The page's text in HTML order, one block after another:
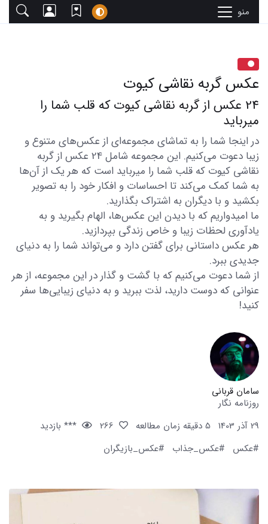
منو
عکس گربه نقاشی کیوت
24 عکس از گربه نقاشی کیوت که قلب شما را
میرباید
در اینجا شما را به تماشای مجموعه‌ای از عکس‌های متنوع و
زیبا دعوت می‌کنیم. این مجموعه شامل 24 عکس از گربه
نقاشی کیوت که قلب شما را میرباید است که هر یک از آن‌ها
به شما کمک می‌کند تا احساسات و افکار خود را به تصویر
بکشید و با دیگران به اشتراک بگذارید.
ما امیدواریم که با دیدن این عکس‌ها، الهام بگیرید و به
یادآوری لحظات زیبا و خاص زندگی بپردازید.
هر عکس داستانی برای گفتن دارد و می‌تواند شما را به دنیای
جدیدی ببرد.
از شما دعوت می‌کنیم که با گشت و گذار در این مجموعه، از هر
عنوانی که دوست دارید، لذت ببرید و به دنیای زیبایی‌ها سفر
کنید!
سامان قربانی
روزنامه نگار
29 آذر 1403
5 دقیقه زمان مطالعه
*** بازدید
#عکس
#عکس_جذاب #عکس_بازیگران